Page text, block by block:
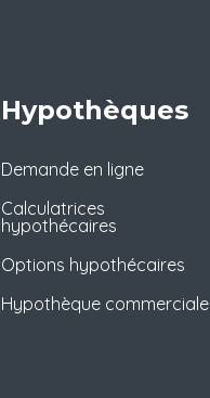
Hypothèques
Demande en ligne
Calculatrices
hypothécaires
Options hypothécaires
Hypothèque commerciale